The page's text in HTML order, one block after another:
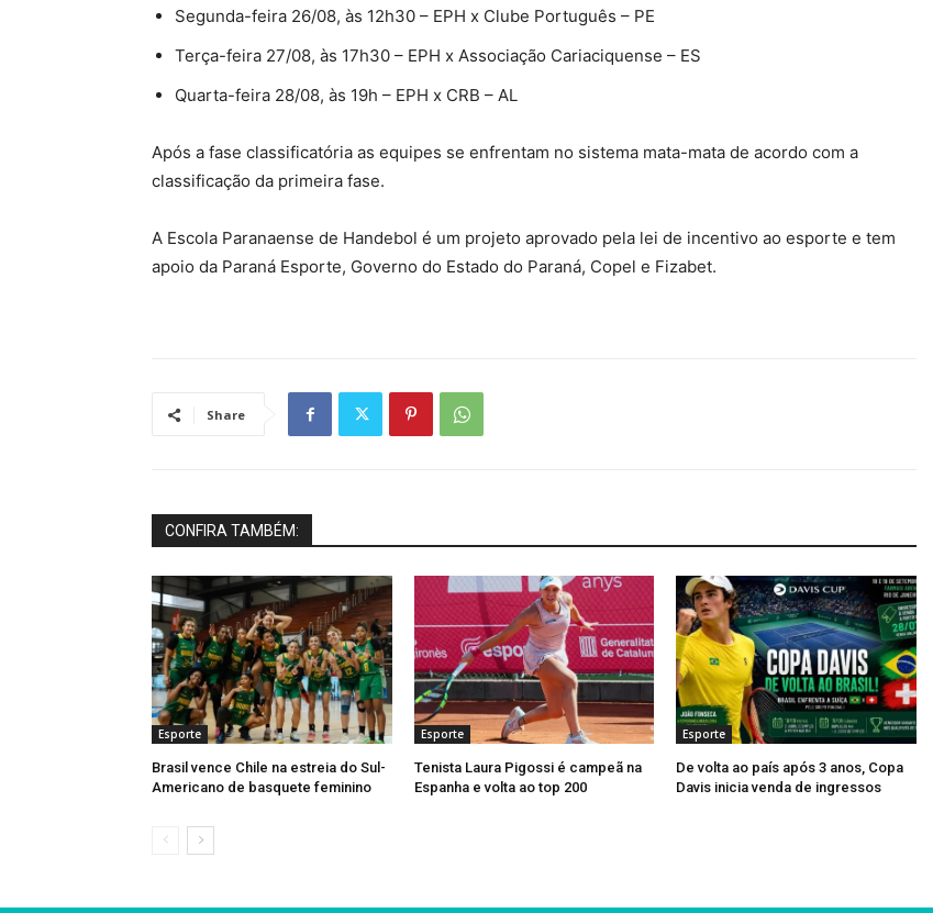
Segunda-feira 26/08, às 12h30 – EPH x Clube Português – PE
Terça-feira 27/08, às 17h30 – EPH x Associação Cariaciquense – ES
Quarta-feira 28/08, às 19h – EPH x CRB – AL
Após a fase classificatória as equipes se enfrentam no sistema mata-mata de acordo com a
classificação da primeira fase.
A Escola Paranaense de Handebol é um projeto aprovado pela lei de incentivo ao esporte e tem
apoio da Paraná Esporte, Governo do Estado do Paraná, Copel e Fizabet.
Share
CONFIRA TAMBÉM:
Esporte
Brasil vence Chile na estreia do Sul-
Americano de basquete feminino
Esporte
Tenista Laura Pigossi é campeã na
Espanha e volta ao top 200
Esporte
De volta ao país após 3 anos, Copa
Davis inicia venda de ingressos